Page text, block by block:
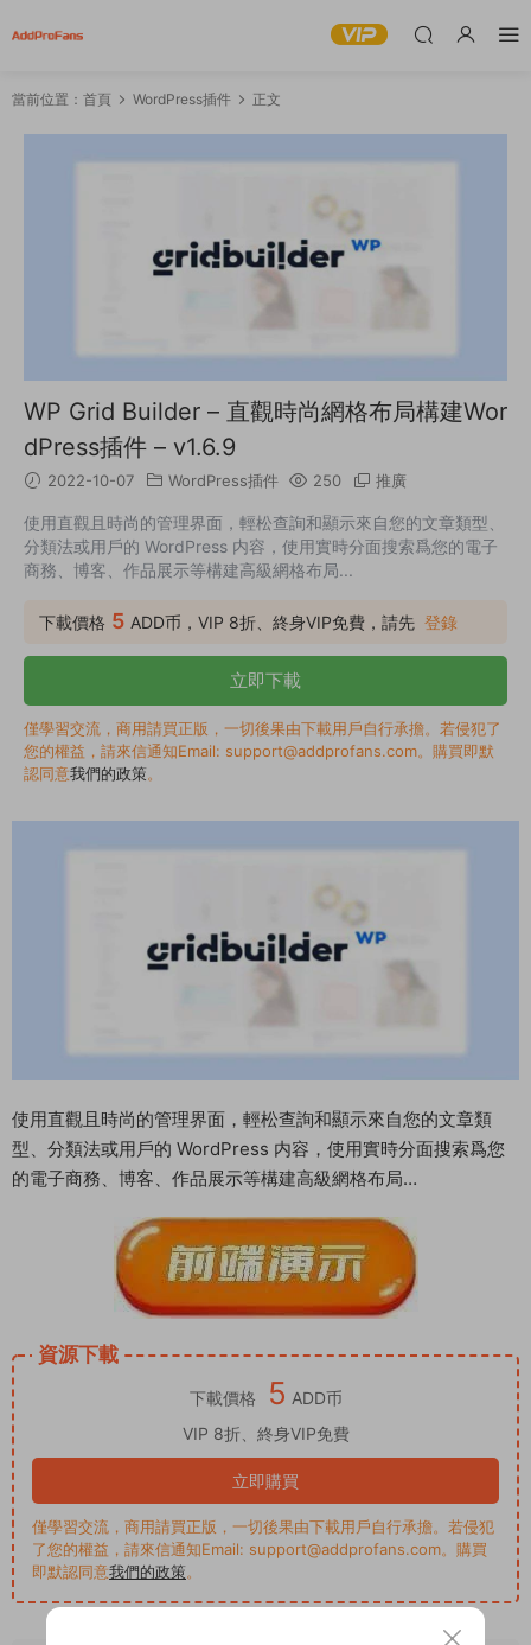
當前位置： 首頁 WordPress插件 正文
WP Grid Builder – 直觀時尚網格布局構建Wor
dPress插件 – v1.6.9
2022-10-07 WordPress插件 250 推廣
使用直觀且時尚的管理界面，輕松查詢和顯示來自您的文章類型、
分類法或用戶的 WordPress 内容，使用實時分面搜索爲您的電子
商務、博客、作品展示等構建高級網格布局...
下載價格 5 ADD币，VIP 8折、終身VIP免費，請先 登錄
立即下載
僅學習交流，商用請買正版，一切後果由下載用戶自行承擔。若侵犯了
您的權益，請來信通知Email: support@addprofans.com。購買即默
認同意我們的政策。
使用直觀且時尚的管理界面，輕松查詢和顯示來自您的文章類
型、分類法或用戶的 WordPress 内容，使用實時分面搜索爲您
的電子商務、博客、作品展示等構建高級網格布局…
資源下載
下載價格 5 ADD币
VIP 8折、終身VIP免費
立即購買
僅學習交流，商用請買正版，一切後果由下載用戶自行承擔。若侵犯
了您的權益，請來信通知Email: support@addprofans.com。購買
即默認同意我們的政策。